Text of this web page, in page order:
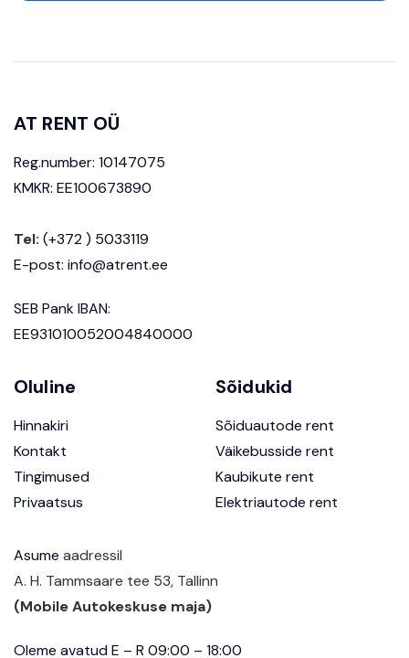
AT RENT OÜ
Reg.number: 10147075
KMKR: EE100673890
Tel: (+372 ) 5033119
E-post: info@atrent.ee
SEB Pank IBAN:
EE931010052004840000
Oluline
Hinnakiri
Kontakt
Tingimused
Privaatsus
Sõidukid
Sõiduautode rent
Väikebusside rent
Kaubikute rent
Elektriautode rent
Asume aadressil
A. H. Tammsaare tee 53, Tallinn
(Mobile Autokeskuse maja)
Oleme avatud E – R 09:00 – 18:00